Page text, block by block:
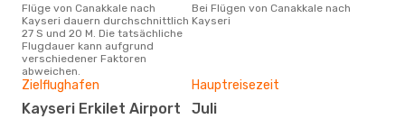
Flüge von Canakkale nach
Kayseri dauern durchschnittlich
27 S und 20 M. Die tatsächliche
Flugdauer kann aufgrund
verschiedener Faktoren
abweichen.
Bei Flügen von Canakkale nach
Kayseri
Zielflughafen
Kayseri Erkilet Airport
Hauptreisezeit
Juli